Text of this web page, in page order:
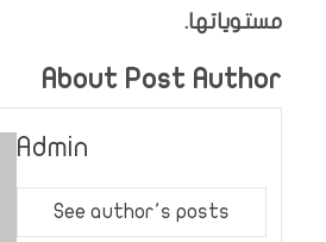
مستوياتها.
About Post Author
Admin
See author's posts